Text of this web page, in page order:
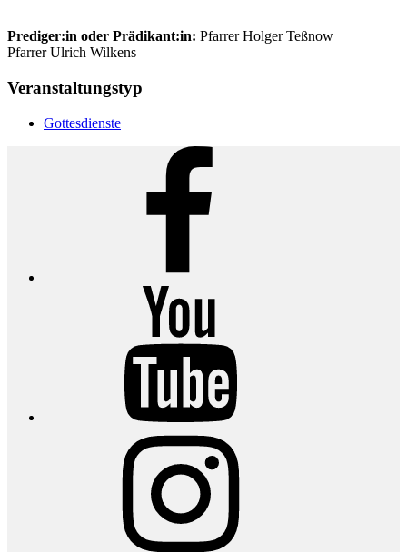
Prediger:in oder Prädikant:in: Pfarrer Holger Teßnow
Pfarrer Ulrich Wilkens
Veranstaltungstyp
Gottesdienste